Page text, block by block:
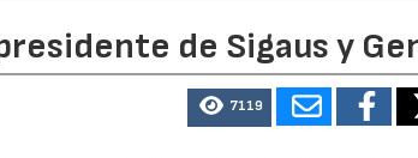
de Sigaus y
7119